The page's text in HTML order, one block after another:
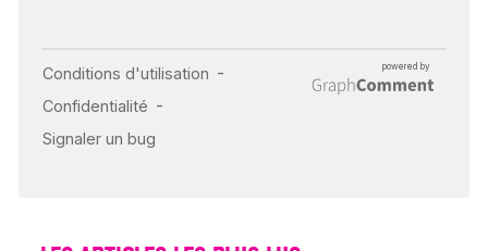
INSUFFISANCE
CARDIAQUE : LES